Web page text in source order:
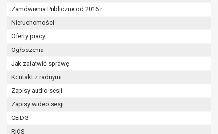
Zamówienia Publiczne od 2016 r.
Nieruchomości
Oferty pracy
Ogłoszenia
Jak załatwić sprawę
Kontakt z radnymi
Zapisy audio sesji
Zapisy wideo sesji
CEIDG
RIOS